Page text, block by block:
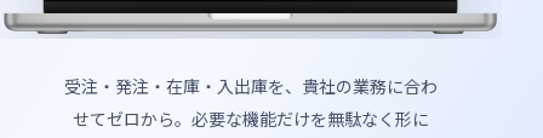
受注・発注・在庫・入出庫を、貴社の業務に合わ
せてゼロから。必要な機能だけを無駄なく形に